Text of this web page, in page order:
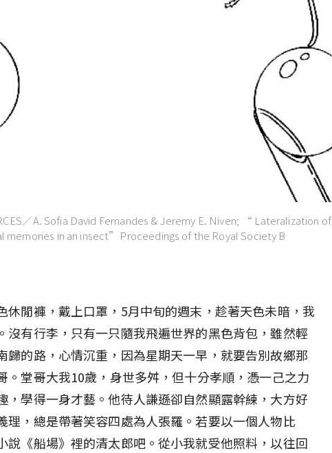
／A. Sofia David Fernandes & Jeremy E. Niven; “ Lateralization of
memories in an insect”Proceedings of the Royal Society B
休閒褲，戴上口罩，5月中旬的週末，趁著天色未暗，我
沒有行李，只有一只隨我飛遍世界的黑色背包，雖然輕
歸的路，心情沉重，因為星期天一早，就要告別故鄉那
。堂哥大我10歲，身世多舛，但十分孝順，憑一己之力
，學得一身才藝。他待人謙遜卻自然顯露幹練，大方好
理，總是帶著笑容四處為人張羅。若要以一個人物比
說《船場》裡的清太郎吧。從小我就受他照料，以往回